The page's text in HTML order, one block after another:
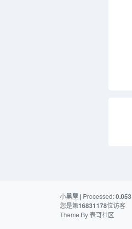
小黑屋 | Processed:0.053
您是第16831178位访客
Theme By表哥社区